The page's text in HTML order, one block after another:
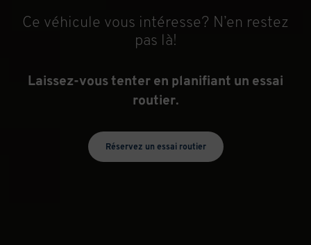
Ce véhicule vous intéresse? N’en restez
pas là!
Laissez-vous tenter en planifiant un essai
routier.
Réservez un essai routier